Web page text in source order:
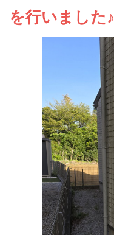
会社概要
を行いました♪